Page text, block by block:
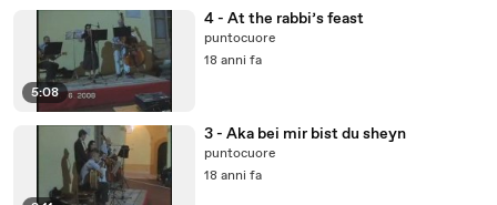
5:08
4 - At the rabbi’s feast
puntocuore
18 anni fa
3 - Aka bei mir bist du sheyn
puntocuore
18 anni fa